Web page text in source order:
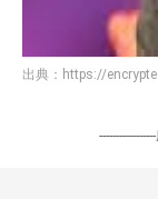
出典： https://